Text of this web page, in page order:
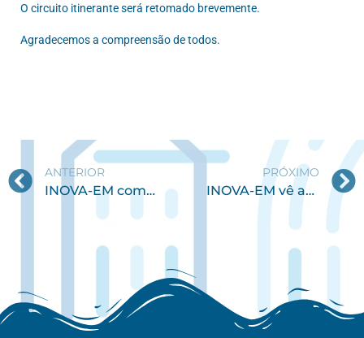
O circuito itinerante será retomado brevemente.
Agradecemos a compreensão de todos.
ANTERIOR
INOVA-EM com resultados positivos e forte capacidade de investimento
PRÓXIMO
INOVA-EM vê aprovada candidatura na área dos resíduos